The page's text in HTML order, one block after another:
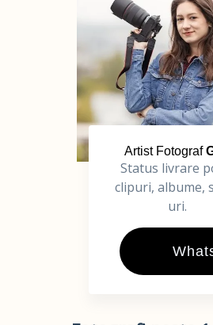
Artist Fotograf
Status livrare
clipuri, albume,
uri.